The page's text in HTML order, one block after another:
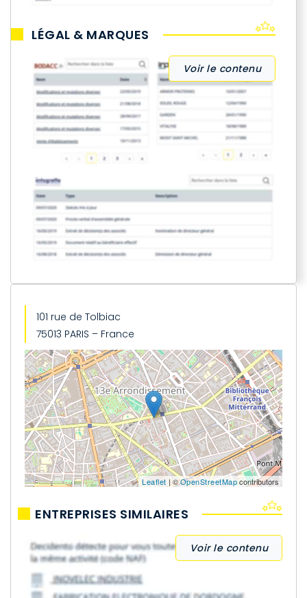
LÉGAL & MARQUES
Voir le contenu
101 rue de Tolbiac
75013 PARIS – France
Leaflet| ©OpenStreetMapcontributors
ENTREPRISES SIMILAIRES
Voir le contenu